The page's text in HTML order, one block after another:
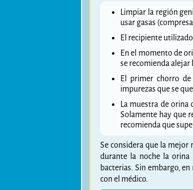
Limpiar la región
usar gasas
El recipiente
En el momento de
se recomienda alejar
El primer chorro
impurezas que se
La muestra de orina
Solamente hay que
recomienda que
Se considera que la mejor
durante la noche la
bacterias. Sin embargo,
con el médico.